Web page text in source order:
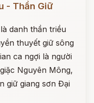
- Thần Giữ
danh thần triều
thuyết giữ sông
ca ngợi là người
Nguyên Mông,
giữ giang sơn Đại